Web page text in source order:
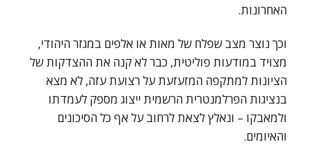
האחרונות.
וכך נוצר מצב שפלח של מאות או אלפים במגזר היהודי,
מצויד במודעות פוליטית, כבר לא קנה את ההצדקות של
הציונות למתקפה המזעזעת על רצועת עזה, לא מצא
בנציגות הפרלמנטרית הרשמית ייצוג מספק לעמדתו
ולמאבקו – ונאלץ לצאת לרחוב על אף כל הסיכונים
והאיומים.